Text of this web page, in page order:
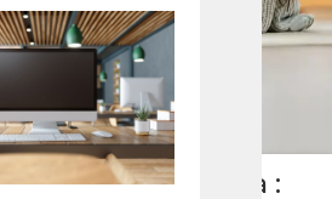
BLOG
au Canada :